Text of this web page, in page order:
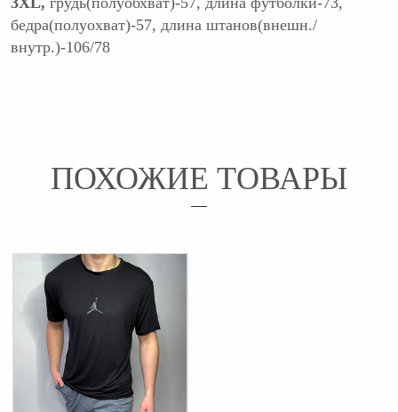
бедра(полуохват)-57, длина штанов(внешн./
внутр.)-106/78
ПОХОЖИЕ ТОВАРЫ